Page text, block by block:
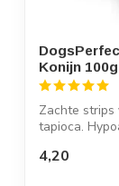
Konijn
Zachte strips
tapioca.
4,20